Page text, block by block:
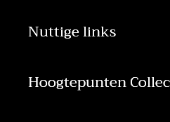
Nuttige links
Hoogtepunten